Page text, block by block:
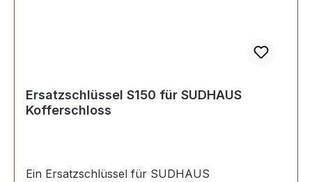
Ersatzschlüssel S150 für SUDHAUS
Kofferschloss
Ein Ersatzschlüssel für SUDHAUS